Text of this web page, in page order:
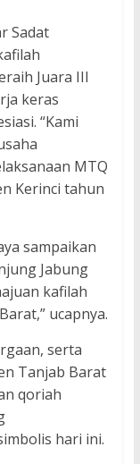
Sadat
Juara III
keras
“Kami
MTQ
Kerinci tahun
sampaikan
Jabung
kafilah
ucapnya.
serta
Tanjab Barat
qoriah
hari ini.